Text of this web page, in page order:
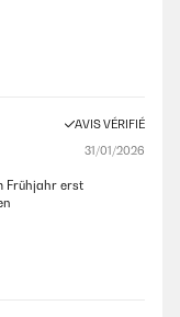
AVIS VÉRIFIÉ
31/01/2026
Frühjahr erst